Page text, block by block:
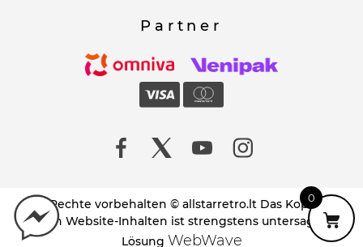
Partner
Alle Rechte vorbehalten © allstarretro.lt Das Kopieren
von Website-Inhalten ist strengstens untersagt!
Lösung WebWave
0